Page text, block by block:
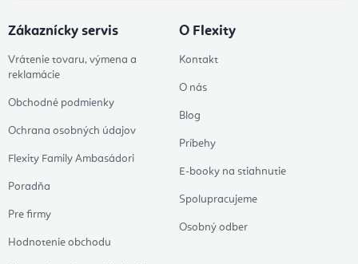
Zákaznícky servis
Vrátenie tovaru, výmena a
reklamácie
Obchodné podmienky
Ochrana osobných údajov
Flexity Family Ambasádori
Poradňa
Pre firmy
Hodnotenie obchodu
O Flexity
Kontakt
O nás
Blog
Príbehy
E-booky na stiahnutie
Spolupracujeme
Osobný odber